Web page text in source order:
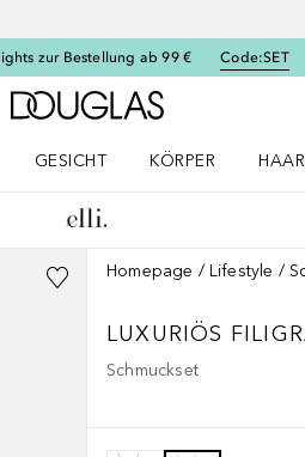
zur Bestellung ab 99 € Code:SET
Zur Douglas
GESICHT
KÖRPER
Homepage Lifestyle
LUXURIÖS
Schmuckset